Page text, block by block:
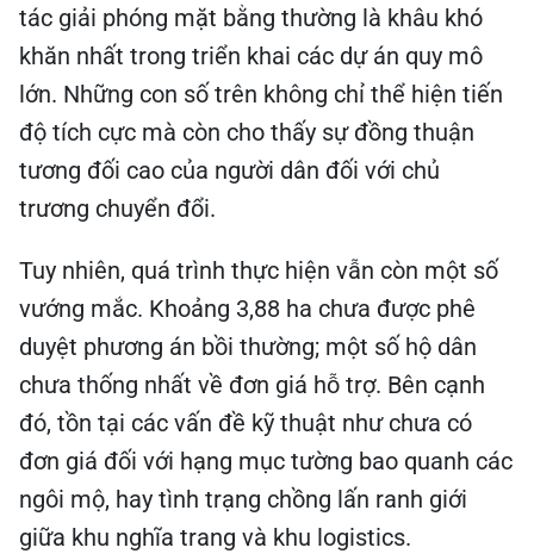
tác giải phóng mặt bằng thường là khâu khó
khăn nhất trong triển khai các dự án quy mô
lớn. Những con số trên không chỉ thể hiện tiến
độ tích cực mà còn cho thấy sự đồng thuận
tương đối cao của người dân đối với chủ
trương chuyển đổi.
Tuy nhiên, quá trình thực hiện vẫn còn một số
vướng mắc. Khoảng 3,88 ha chưa được phê
duyệt phương án bồi thường; một số hộ dân
chưa thống nhất về đơn giá hỗ trợ. Bên cạnh
đó, tồn tại các vấn đề kỹ thuật như chưa có
đơn giá đối với hạng mục tường bao quanh các
ngôi mộ, hay tình trạng chồng lấn ranh giới
giữa khu nghĩa trang và khu logistics.